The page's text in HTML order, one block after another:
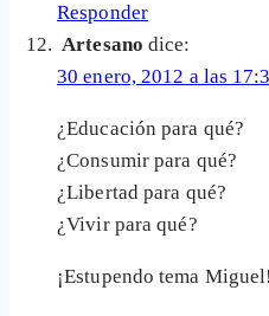
Responder
Artesano dice:
30 enero, 2012 a las
¿Educación para qué?
¿Consumir para qué?
¿Libertad para qué?
¿Vivir para qué?
¡Estupendo tema Miguel!